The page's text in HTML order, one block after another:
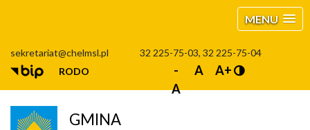
MENU
sekretariat@chelmsl.pl
32 225-75-03, 32 225-75-04
RODO
-
A
A A+
GMINA